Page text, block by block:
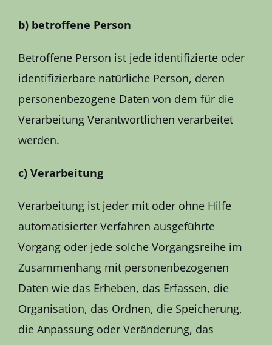
b) betroffene Person
Betroffene Person ist jede identifizierte oder
identifizierbare natürliche Person, deren
personenbezogene Daten von dem für die
Verarbeitung Verantwortlichen verarbeitet
werden.
c) Verarbeitung
Verarbeitung ist jeder mit oder ohne Hilfe
automatisierter Verfahren ausgeführte
Vorgang oder jede solche Vorgangsreihe im
Zusammenhang mit personenbezogenen
Daten wie das Erheben, das Erfassen, die
Organisation, das Ordnen, die Speicherung,
die Anpassung oder Veränderung, das